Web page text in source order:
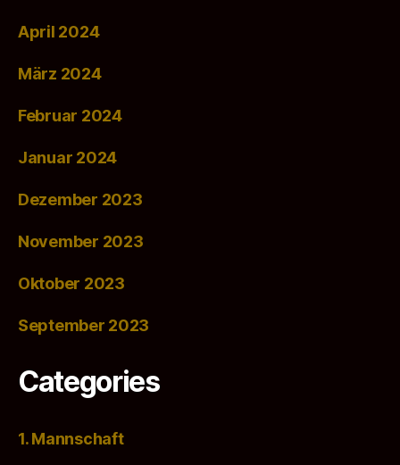
April 2024
März 2024
Februar 2024
Januar 2024
Dezember 2023
November 2023
Oktober 2023
September 2023
Categories
1. Mannschaft